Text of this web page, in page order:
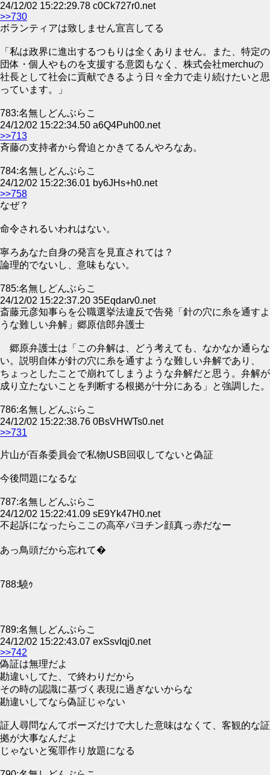
24/12/02 15:22:29.78 c0Ck727r0.net
>>730
ボランティアは致しません宣言してる
「私は政界に進出するつもりは全くありません。また、特定の
団体・個人やものを支援する意図もなく、株式会社merchuの
社長として社会に貢献できるよう日々全力で走り続けたいと思
っています。」
783:名無しどんぶらこ
24/12/02 15:22:34.50 a6Q4Puh00.net
>>713
斉藤の支持者から脅迫とかきてるんやろなあ。
784:名無しどんぶらこ
24/12/02 15:22:36.01 by6JHs+h0.net
>>758
なぜ？
命令されるいわれはない。
寧ろあなた自身の発言を見直されては？
論理的でないし、意味もない。
785:名無しどんぶらこ
24/12/02 15:22:37.20 35Eqdarv0.net
斎藤元彦知事らを公職選挙法違反で告発「針の穴に糸を通すよ
うな難しい弁解」郷原信郎弁護士
郷原弁護士は「この弁解は、どう考えても、なかなか通らな
い。説明自体が針の穴に糸を通すような難しい弁解であり、
ちょっとしたことで崩れてしまうような弁解だと思う。弁解が
成り立たないことを判断する根拠が十分にある」と強調した。
786:名無しどんぶらこ
24/12/02 15:22:38.76 0BsVHWTs0.net
>>731
片山が百条委員会で私物USB回収してないと偽証
今後問題になるな
787:名無しどんぶらこ
24/12/02 15:22:41.09 sE9Yk47H0.net
不起訴になったらここの高卒パヨチン顔真っ赤だなー
あっ鳥頭だから忘れて�
788:驍ｩ
789:名無しどんぶらこ
24/12/02 15:22:43.07 exSsvIqj0.net
>>742
偽証は無理だよ
勘違いしてた、で終わりだから
その時の認識に基づく表現に過ぎないからな
勘違いしてなら偽証じゃない
証人尋問なんてポーズだけで大した意味はなくて、客観的な証
拠が大事なんだよ
じゃないと冤罪作り放題になる